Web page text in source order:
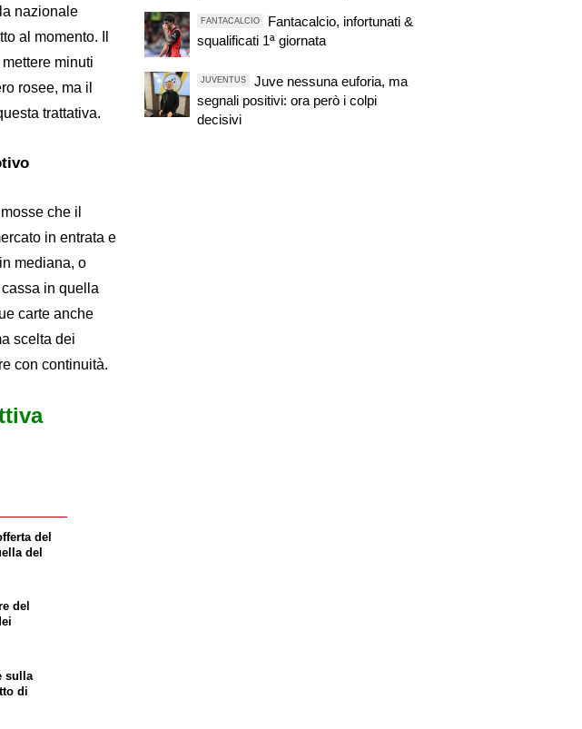
nazionale
al momento. Il
minuti
rosee, ma il
trattativa.
che il
in entrata e
mediana, o
in quella
carte anche
scelta dei
con continuità.
del
del
del
sulla
di
diversa"
FANTACALCIO
Fantacalcio, infortunati &
squalificati 1ª giornata
JUVENTUS
Juve nessuna euforia, ma
segnali positivi: ora però i colpi
decisivi